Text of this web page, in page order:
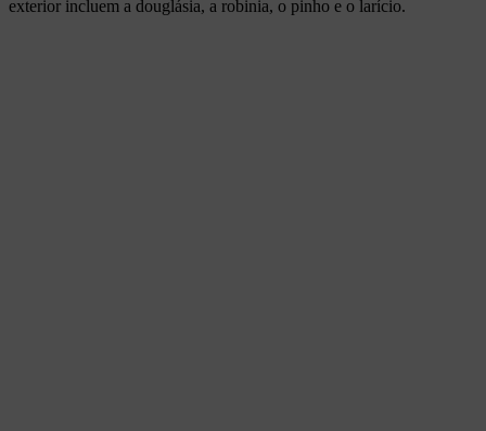
exterior incluem a douglásia, a robinia, o pinho e o larício.